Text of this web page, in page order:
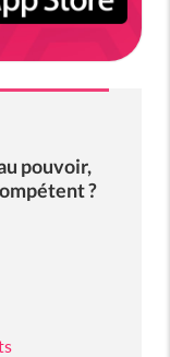
pouvoir,
?